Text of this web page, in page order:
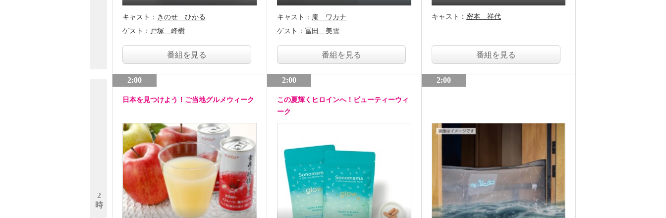
2
時
キャスト： きのせ ひかる
ゲスト： 戸塚 峰樹
番組を見る
2:00
日本を見つけよう！ご当地グルメウィーク
キャスト： 庵 ワカナ
ゲスト： 冨田 美雪
番組を見る
2:00
この夏輝くヒロインへ！ビューティーウィ
ーク
キャスト： 密本 祥代
番組を見る
2:00